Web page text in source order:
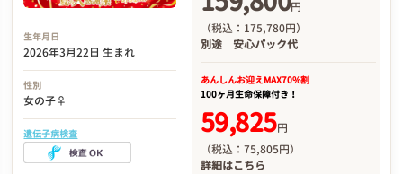
生年月日
2026年3月22日 生まれ
性別
女の子♀
遺伝子病検査
円
（税込：175,780円）
別途 安心パック代
あんしんお迎えMAX70%割
100ヶ月生命保障付き！
59,825円
（税込：75,805円）
詳細はこちら